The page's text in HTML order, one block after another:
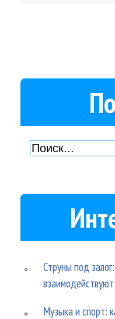
Струны под
Музыка и спорт: